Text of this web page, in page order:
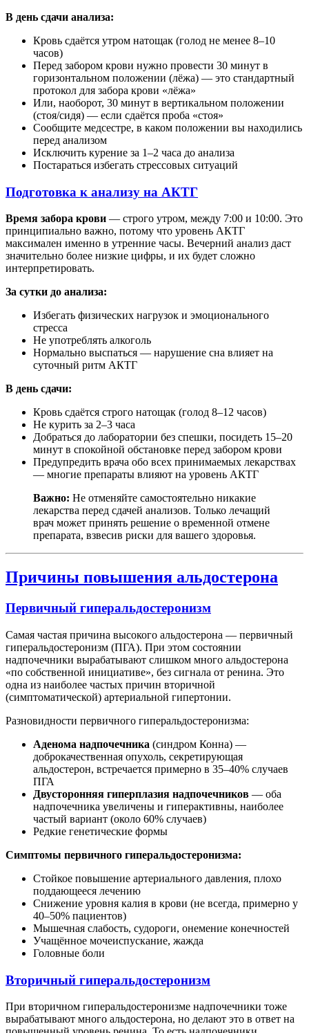
В день сдачи анализа:
Кровь сдаётся утром натощак (голод не менее 8–10
часов)
Перед забором крови нужно провести 30 минут в
горизонтальном положении (лёжа) — это стандартный
протокол для забора крови «лёжа»
Или, наоборот, 30 минут в вертикальном положении
(стоя/сидя) — если сдаётся проба «стоя»
Сообщите медсестре, в каком положении вы находились
перед анализом
Исключить курение за 1–2 часа до анализа
Постараться избегать стрессовых ситуаций
Подготовка к анализу на АКТГ
Время забора крови — строго утром, между 7:00 и 10:00. Это
принципиально важно, потому что уровень АКТГ
максимален именно в утренние часы. Вечерний анализ даст
значительно более низкие цифры, и их будет сложно
интерпретировать.
За сутки до анализа:
Избегать физических нагрузок и эмоционального
стресса
Не употреблять алкоголь
Нормально выспаться — нарушение сна влияет на
суточный ритм АКТГ
В день сдачи:
Кровь сдаётся строго натощак (голод 8–12 часов)
Не курить за 2–3 часа
Добраться до лаборатории без спешки, посидеть 15–20
минут в спокойной обстановке перед забором крови
Предупредить врача обо всех принимаемых лекарствах
— многие препараты влияют на уровень АКТГ
Важно: Не отменяйте самостоятельно никакие
лекарства перед сдачей анализов. Только лечащий
врач может принять решение о временной отмене
препарата, взвесив риски для вашего здоровья.
Причины повышения альдостерона
Первичный гиперальдостеронизм
Самая частая причина высокого альдостерона — первичный
гиперальдостеронизм (ПГА). При этом состоянии
надпочечники вырабатывают слишком много альдостерона
«по собственной инициативе», без сигнала от ренина. Это
одна из наиболее частых причин вторичной
(симптоматической) артериальной гипертонии.
Разновидности первичного гиперальдостеронизма:
Аденома надпочечника (синдром Конна) —
доброкачественная опухоль, секретирующая
альдостерон, встречается примерно в 35–40% случаев
ПГА
Двусторонняя гиперплазия надпочечников — оба
надпочечника увеличены и гиперактивны, наиболее
частый вариант (около 60% случаев)
Редкие генетические формы
Симптомы первичного гиперальдостеронизма:
Стойкое повышение артериального давления, плохо
поддающееся лечению
Снижение уровня калия в крови (не всегда, примерно у
40–50% пациентов)
Мышечная слабость, судороги, онемение конечностей
Учащённое мочеиспускание, жажда
Головные боли
Вторичный гиперальдостеронизм
При вторичном гиперальдостеронизме надпочечники тоже
вырабатывают много альдостерона, но делают это в ответ на